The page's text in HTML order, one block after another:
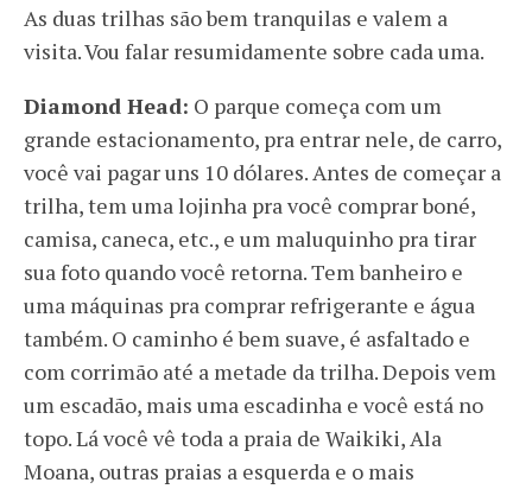
As duas trilhas são bem tranquilas e valem a
visita. Vou falar resumidamente sobre cada uma.
Diamond Head: O parque começa com um
grande estacionamento, pra entrar nele, de carro,
você vai pagar uns 10 dólares. Antes de começar a
trilha, tem uma lojinha pra você comprar boné,
camisa, caneca, etc., e um maluquinho pra tirar
sua foto quando você retorna. Tem banheiro e
uma máquinas pra comprar refrigerante e água
também. O caminho é bem suave, é asfaltado e
com corrimão até a metade da trilha. Depois vem
um escadão, mais uma escadinha e você está no
topo. Lá você vê toda a praia de Waikiki, Ala
Moana, outras praias a esquerda e o mais